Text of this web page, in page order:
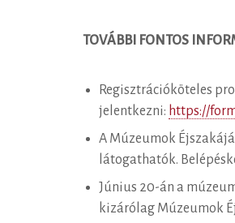
TOVÁBBI FONTOS
Regisztrációköteles
jelentkezni: https://
A Múzeumok
látogathatók.
Június 20-án a
kizárólag Múzeumok